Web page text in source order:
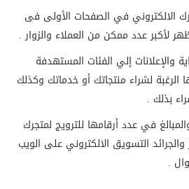
الالكتروني في الصفحات الأولى فى
لأكبر عدد ممكن من العملاء والزوار .
والإعلانات إلي الفئات المستهدفة
لشراء منتجاتك أو خدماتك وكذلك
بذلك .
في عدد أرقامها للترويج لمتجرك
والجرائد التسويق الالكتروني على الويب
.